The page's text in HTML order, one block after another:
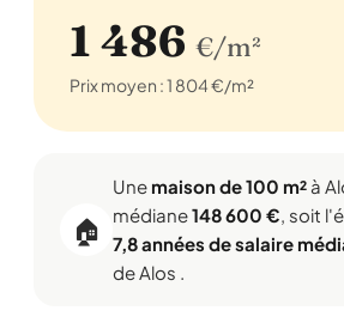
1 486 €/m²
Prix moyen : 1 804 €/m²
🏠
Une maison de 100 m² à
médiane148 600 €, soit
7,8 années de salaire
de Alos .